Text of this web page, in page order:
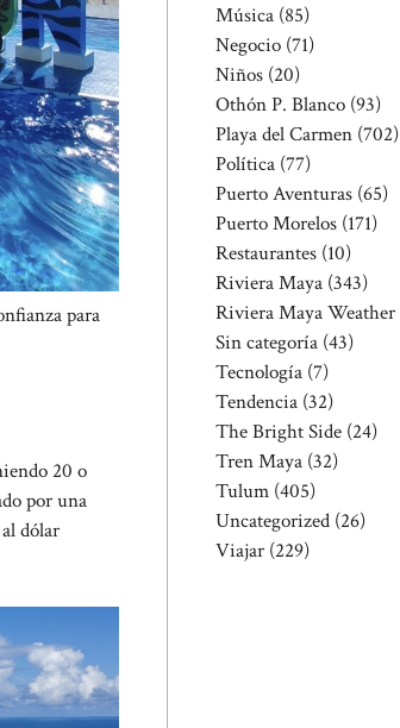
para
20 o
por una
dólar
Música (85)
Negocio (71)
Niños (20)
Othón P. Blanco (93)
Playa del Carmen (702)
Política (77)
Puerto Aventuras (65)
Puerto Morelos (171)
Restaurantes (10)
Riviera Maya (343)
Riviera Maya Weather
Sin categoría (43)
Tecnología (7)
Tendencia (32)
The Bright Side (24)
Tren Maya (32)
Tulum (405)
Uncategorized (26)
Viajar (229)